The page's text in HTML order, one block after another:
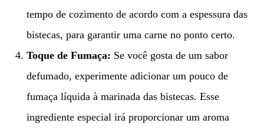
tempo de cozimento de acordo com a espessura das
bistecas, para garantir uma carne no ponto certo.
Toque de Fumaça: Se você gosta de um sabor
defumado, experimente adicionar um pouco de
fumaça líquida à marinada das bistecas. Esse
ingrediente especial irá proporcionar um aroma